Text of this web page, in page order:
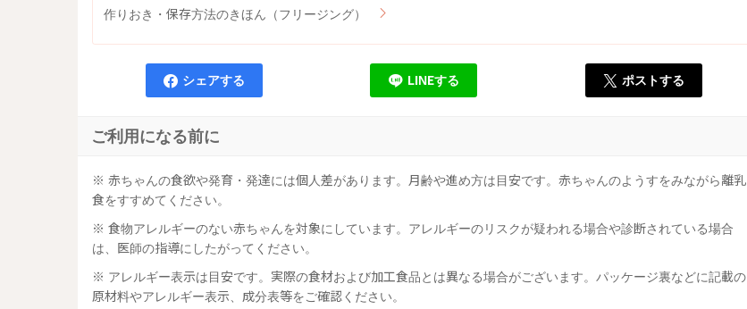
作りおき・保存方法のきほん（フリージング）
シェアする LINEする ポストする
ご利用になる前に
※ 赤ちゃんの食欲や発育・発達には個人差があります。月齢や進め方は目安です。赤ちゃんのようすをみながら離乳
食をすすめてください。
※ 食物アレルギーのない赤ちゃんを対象にしています。アレルギーのリスクが疑われる場合や診断されている場合
は、医師の指導にしたがってください。
※ アレルギー表示は目安です。実際の食材および加工食品とは異なる場合がございます。パッケージ裏などに記載の
原材料やアレルギー表示、成分表等をご確認ください。